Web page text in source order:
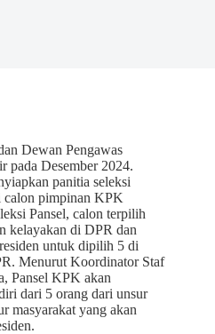
Dewan Pengawas
pada Desember 2024.
panitia seleksi
calon pimpinan KPK
Pansel, calon terpilih
kelayakan di DPR dan
untuk dipilih 5 di
Menurut Koordinator Staf
Pansel KPK akan
dari 5 orang dari unsur
masyarakat yang akan